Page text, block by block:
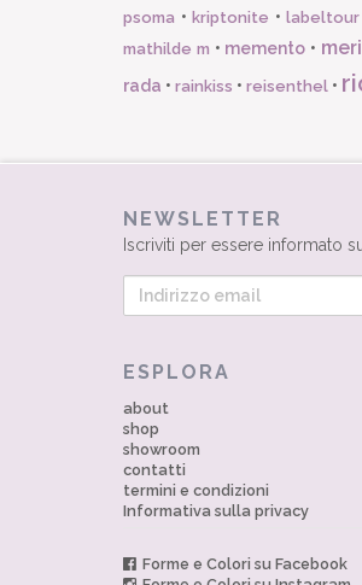
psoma •kriptonite •
mathilde m • memento •
rada • rainkiss • reisenthel •
NEWSLETTER
Iscriviti per essere informato
ESPLORA
about
shop
showroom
contatti
termini e condizioni
Informativa sulla privacy
Forme e Colori su Facebook